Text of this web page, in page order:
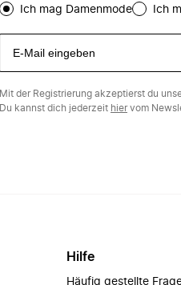
Ich mag Damenmode Ich
Mit der Registrierung akzeptierst du
Du kannst dich jederzeit hiervom
Hilfe
Häufig gestellte